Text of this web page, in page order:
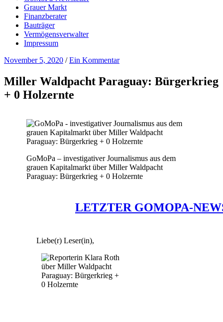
Grauer Markt
Finanzberater
Bauträger
Vermögensverwalter
Impressum
November 5, 2020 / Ein Kommentar
Miller Waldpacht Paraguay: Bürgerkrieg
+ 0 Holzernte
GoMoPa – investigativer Journalismus aus dem
grauen Kapitalmarkt über Miller Waldpacht
Paraguay: Bürgerkrieg + 0 Holzernte
LETZTER GOMOPA-
Liebe(r) Leser(in),